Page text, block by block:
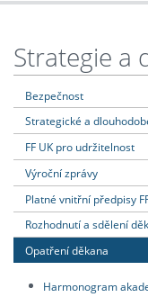
Strategie a
Bezpečnost
Strategické a
FF UK pro udržitelnost
Výroční zprávy
Platné vnitřní předpisy
Rozhodnutí a sdělení
Opatření děkana
Harmonogram